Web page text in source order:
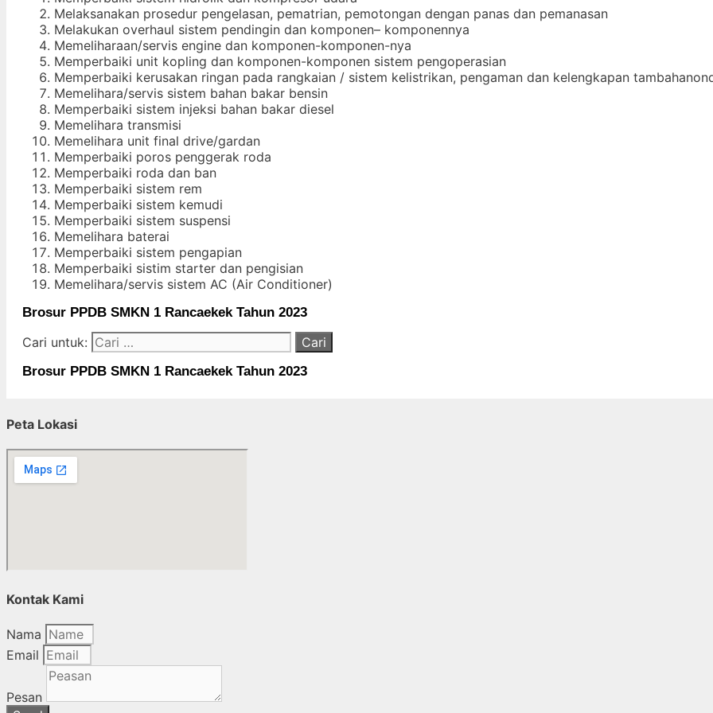
Melaksanakan prosedur pengelasan, pematrian, pemotongan dengan panas dan pemanasan
Melakukan overhaul sistem pendingin dan komponen– komponennya
Memeliharaan/servis engine dan komponen-komponen-nya
Memperbaiki unit kopling dan komponen-komponen sistem pengoperasian
Memperbaiki kerusakan ringan pada rangkaian / sistem kelistrikan, pengaman dan kelengkapan
Memelihara/servis sistem bahan bakar bensin
Memperbaiki sistem injeksi bahan bakar diesel
Memelihara transmisi
Memelihara unit final drive/gardan
Memperbaiki poros penggerak roda
Memperbaiki roda dan ban
Memperbaiki sistem rem
Memperbaiki sistem kemudi
Memperbaiki sistem suspensi
Memelihara baterai
Memperbaiki sistem pengapian
Memperbaiki sistim starter dan pengisian
Memelihara/servis sistem AC (Air Conditioner)
Brosur PPDB SMKN 1 Rancaekek Tahun 2023
Cari untuk:
Brosur PPDB SMKN 1 Rancaekek Tahun 2023
Peta Lokasi
Kontak Kami
Nama
Email
Pesan